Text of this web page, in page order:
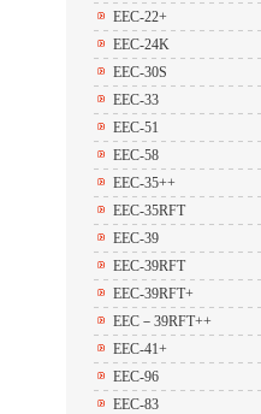
EEC-22+
EEC-24K
EEC-30S
EEC-33
EEC-51
EEC-58
EEC-35++
EEC-35RFT
EEC-39
EEC-39RFT
EEC-39RFT+
EEC－39RFT++
EEC-41+
EEC-96
EEC-83